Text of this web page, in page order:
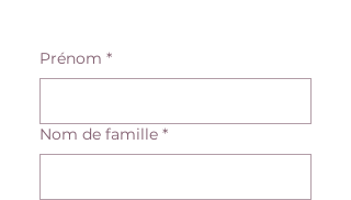
Prénom *
Nom de famille *